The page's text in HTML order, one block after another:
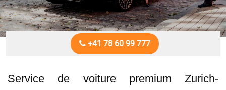
+41 78 60 99 777
Service de voiture premium Zurich-